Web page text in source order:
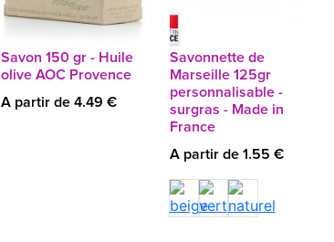
Savon 150 gr - Huile
olive AOC Provence
A partir de 4.49 €
Savonnette de
Marseille 125gr
personnalisable -
surgras - Made in
France
A partir de 1.55 €